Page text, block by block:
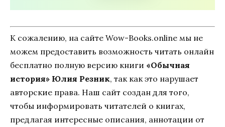
К сожалению, на сайте Wow-Books.online мы не
можем предоставить возможность читать онлайн
бесплатно полную версию книги «Обычная
история» Юлия Резник, так как это нарушает
авторские права. Наш сайт создан для того,
чтобы информировать читателей о книгах,
предлагая интересные описания, аннотации от